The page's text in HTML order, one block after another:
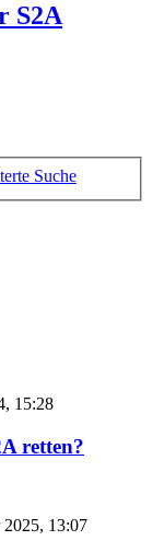
S2A
Suche
15:28
retten?
2025, 13:07